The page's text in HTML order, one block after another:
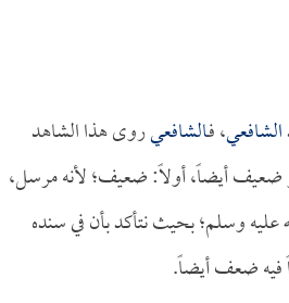
الشافعي، فـالشافعيروى هذا الشاهد
ضعيف أيضاً، أولاً: ضعيف؛ لأنه مرسل،
وسلم؛ بحيث نتأكد بأن في سنده
ضعف أيضاً.